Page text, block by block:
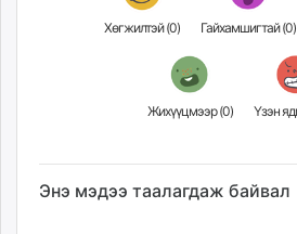
Хөгжилтэй (0) Гайхамшигтай (0)
Жихүүцмээр (0)
Энэ мэдээ таалагдаж байвал